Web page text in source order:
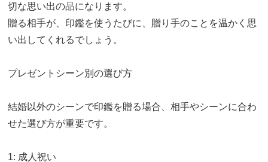
切な思い出の品になります。
贈る相手が、印鑑を使うたびに、贈り手のことを温かく思
い出してくれるでしょう。
プレゼントシーン別の選び方
結婚以外のシーンで印鑑を贈る場合、相手やシーンに合わ
せた選び方が重要です。
1: 成人祝い